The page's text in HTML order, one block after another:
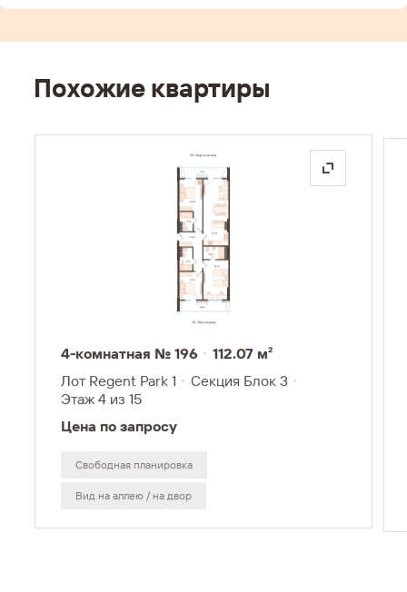
Поделиться
Похожие квартиры
4-комнатная № 196
112.07 м²
Лот Regent Park 1
Секция Блок 3
Этаж 4 из 15
Цена по запросу
Свободная планировка
Вид на аллею / на двор